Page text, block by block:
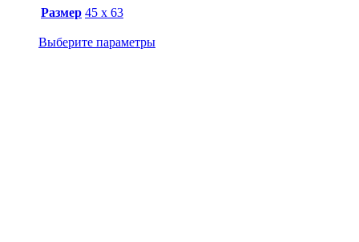
Размер 45 х 63
Выберите параметры